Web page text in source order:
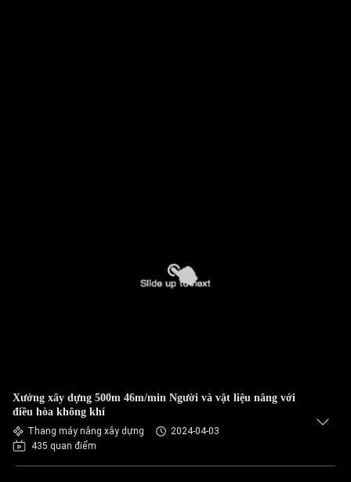
Xưởng xây dựng 500m 46m/min Người và vật liệu nâng với
điều hòa không khí
Thang máy nâng xây dựng
2024-04-03
435 quan điểm